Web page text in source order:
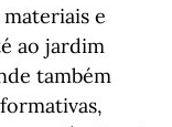
e
ao jardim
também